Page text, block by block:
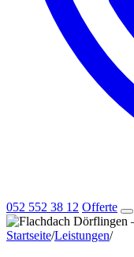
052 552 38 12 Offerte
Startseite/Leistungen/